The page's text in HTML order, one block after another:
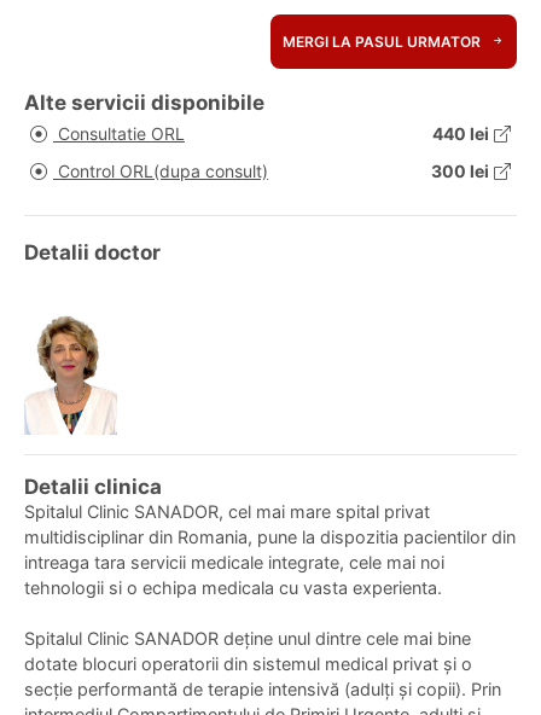
MERGI LA PASUL URMATOR
Alte servicii disponibile
Consultatie ORL
440 lei
Control ORL(dupa consult)
300 lei
Detalii doctor
Detalii clinica
Spitalul Clinic SANADOR, cel mai mare spital privat
multidisciplinar din Romania, pune la dispozitia pacientilor din
intreaga tara servicii medicale integrate, cele mai noi
tehnologii si o echipa medicala cu vasta experienta.
Spitalul Clinic SANADOR deține unul dintre cele mai bine
dotate blocuri operatorii din sistemul medical privat și o
secție performantă de terapie intensivă (adulți și copii). Prin